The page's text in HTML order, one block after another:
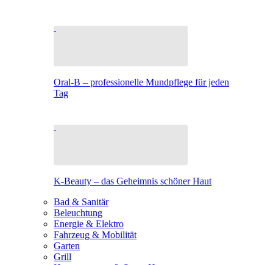
Oral-B – professionelle Mundpflege für jeden
Tag
K-Beauty – das Geheimnis schöner Haut
Bad & Sanitär
Beleuchtung
Energie & Elektro
Fahrzeug & Mobilität
Garten
Grill